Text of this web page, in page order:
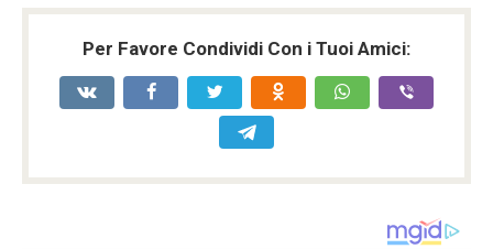
Per Favore Condividi Con i Tuoi Amici: